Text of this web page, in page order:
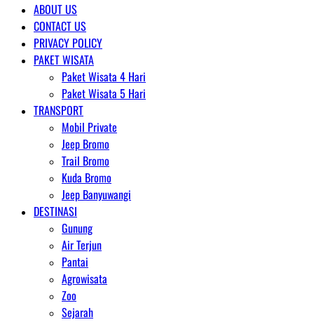
ABOUT US
CONTACT US
PRIVACY POLICY
PAKET WISATA
Paket Wisata 4 Hari
Paket Wisata 5 Hari
TRANSPORT
Mobil Private
Jeep Bromo
Trail Bromo
Kuda Bromo
Jeep Banyuwangi
DESTINASI
Gunung
Air Terjun
Pantai
Agrowisata
Zoo
Sejarah